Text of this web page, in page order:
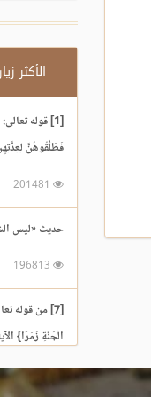
الأكثر
[1] قوله
فَطَلِّقُوهُنَّ
حديث «ليس
[7] من قوله
الْجَنَّةِ زُمَرًا} الآية:73 إلى آخر